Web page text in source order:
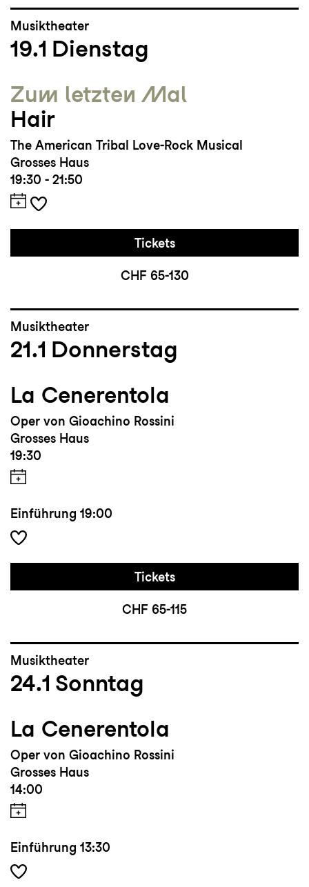
Musiktheater
19.1 Dienstag
Zum letzten Mal
Hair
The American Tribal Love-Rock Musical
Grosses Haus
19:30 - 21:50
Tickets
CHF 65-130
Musiktheater
21.1 Donnerstag
La Cenerentola
Oper von Gioachino Rossini
Grosses Haus
19:30
Einführung 19:00
Tickets
CHF 65-115
Musiktheater
24.1 Sonntag
La Cenerentola
Oper von Gioachino Rossini
Grosses Haus
14:00
Einführung 13:30